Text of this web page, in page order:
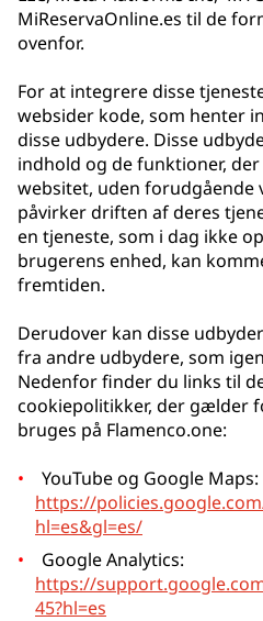
MiReservaOnline.es til de
ovenfor.
For at integrere disse
websider kode, som henter
disse udbydere. Disse
indhold og de funktioner,
websitet, uden forudgående
påvirker driften af deres
en tjeneste, som i dag ikke
brugerens enhed, kan
fremtiden.
Derudover kan disse
fra andre udbydere, som
Nedenfor finder du links til
cookiepolitikker, der gælder
bruges på Flamenco.one:
YouTube og Google Maps:
https://
hl=es&gl=es/
Google Analytics:
https://
45?hl=es